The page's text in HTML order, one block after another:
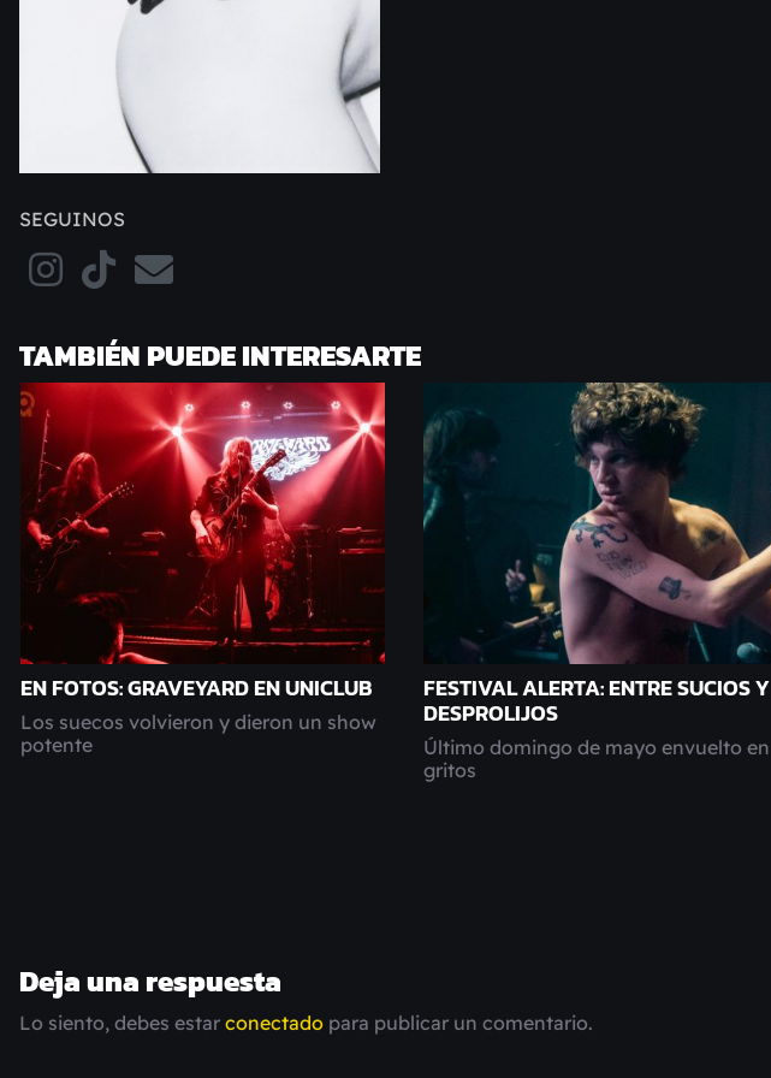
SEGUINOS
TAMBIÉN PUEDE INTERESARTE
EN FOTOS: GRAVEYARD EN UNICLUB
Los suecos volvieron y dieron un show
potente
FESTIVAL ALERTA: ENTRE SUCIOS Y
DESPROLIJOS
Último domingo de mayo envuelto en
gritos
Deja una respuesta
Lo siento, debes estar conectado para publicar un comentario.